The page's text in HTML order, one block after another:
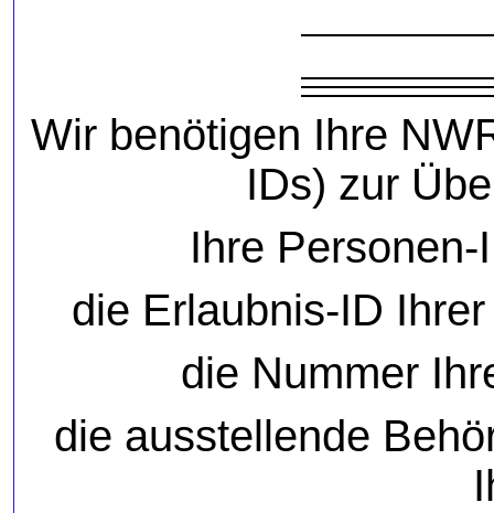
Wir benötigen Ihre
IDs) zur
Ihre
die Erlaubnis-ID
die Nummer
die ausstellende